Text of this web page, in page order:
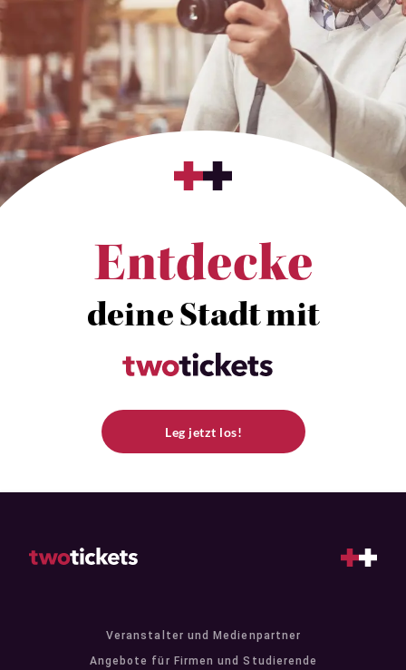
Entdecke
deine Stadt mit
Leg jetzt los!
Veranstalter und Medienpartner
Angebote für Firmen und Studierende